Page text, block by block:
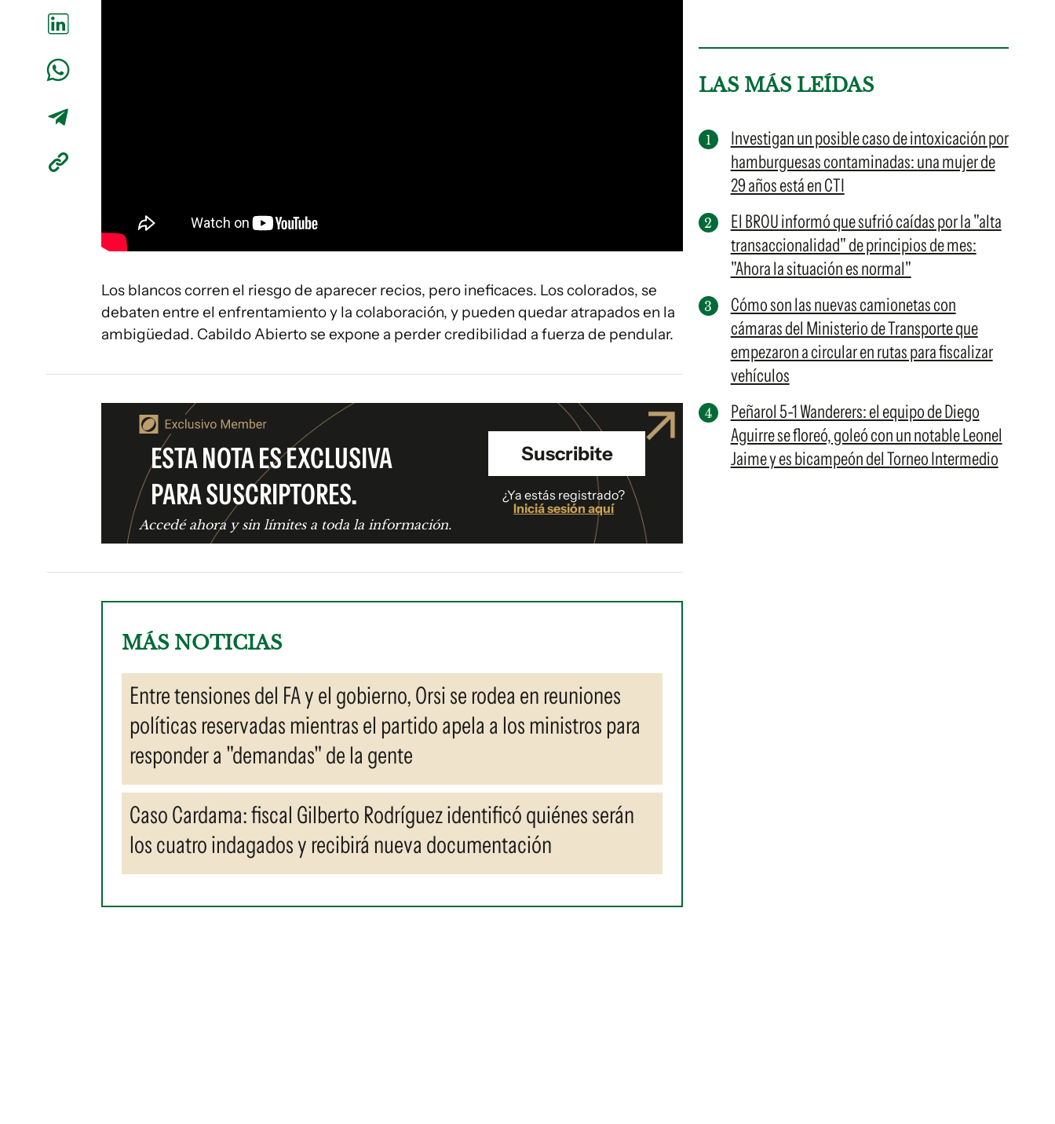
Los blancos corren el riesgo de aparecer recios, pero ineficaces. Los colorados, se
debaten entre el enfrentamiento y la colaboración, y pueden quedar atrapados en la
ambigüedad. Cabildo Abierto se expone a perder credibilidad a fuerza de pendular.
ESTA NOTA ES EXCLUSIVA
PARA SUSCRIPTORES.
Accedé ahora y sin límites a toda la información.
Suscribite
¿Ya estás registrado?
Iniciá sesión aquí
MÁS NOTICIAS
Entre tensiones del FA y el gobierno, Orsi se rodea en reuniones
políticas reservadas mientras el partido apela a los ministros para
responder a "demandas" de la gente
Caso Cardama: fiscal Gilberto Rodríguez identificó quiénes serán
los cuatro indagados y recibirá nueva documentación
LAS MÁS LEÍDAS
Investigan un posible caso de intoxicación por
hamburguesas contaminadas: una mujer de
29 años está en CTI
El BROU informó que sufrió caídas por la "alta
transaccionalidad" de principios de mes:
"Ahora la situación es normal"
Cómo son las nuevas camionetas con
cámaras del Ministerio de Transporte que
empezaron a circular en rutas para fiscalizar
vehículos
Peñarol 5-1 Wanderers: el equipo de Diego
Aguirre se floreó, goleó con un notable Leonel
Jaime y es bicampeón del Torneo Intermedio